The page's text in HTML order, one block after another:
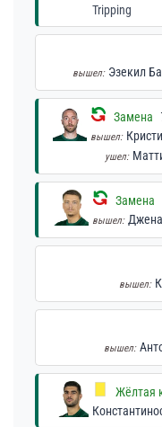
Tripping
вышел: Эзекил
Замена
вышел:
ушел:
Замена
вышел:
вышел:
вышел:
Жёлтая